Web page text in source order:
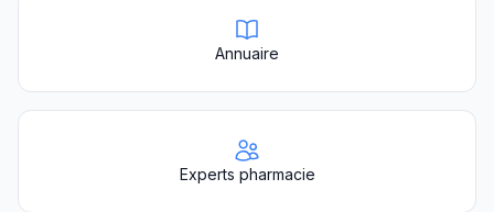
Annuaire
Experts pharmacie